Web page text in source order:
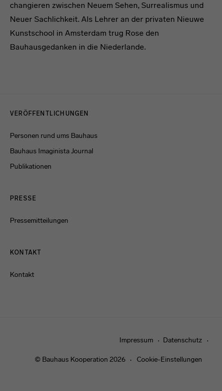
changieren zwischen Neuem Sehen, Surrealismus und
Neuer Sachlichkeit. Als Lehrer an der privaten Nieuwe
Kunstschool in Amsterdam trug Rose den
Bauhausgedanken in die Niederlande.
VERÖFFENTLICHUNGEN
Personen rund ums Bauhaus
Bauhaus Imaginista Journal
Publikationen
PRESSE
Pressemitteilungen
KONTAKT
Kontakt
Impressum Datenschutz
© Bauhaus Kooperation 2026 Cookie-Einstellungen